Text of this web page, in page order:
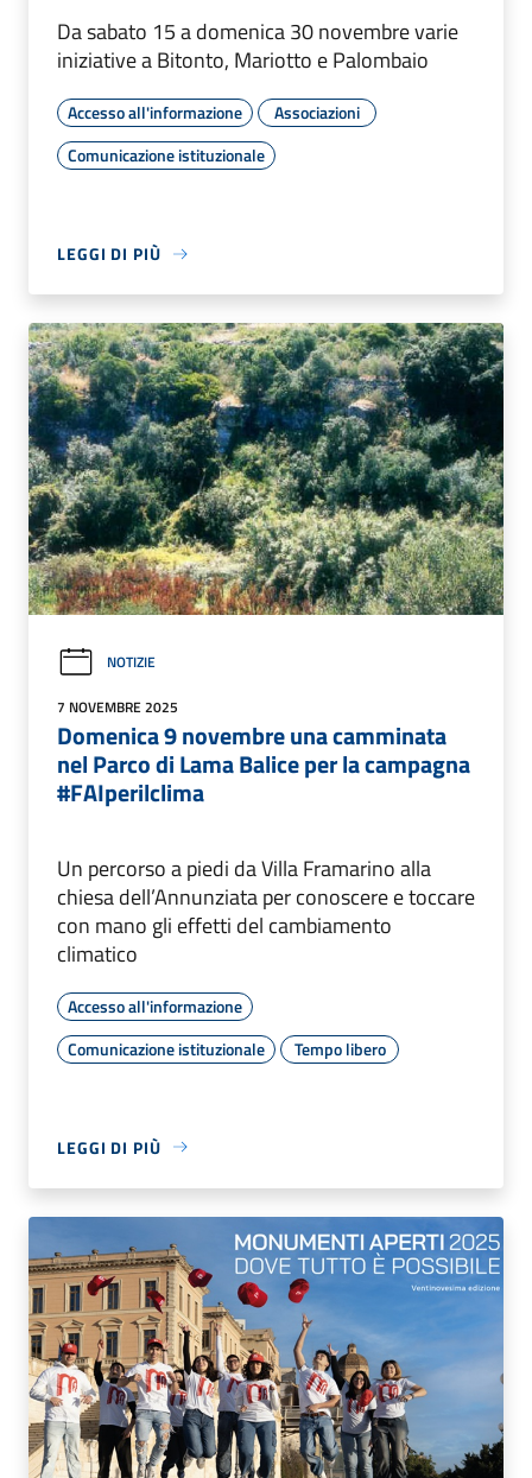
Da sabato 15 a domenica 30 novembre varie
iniziative a Bitonto, Mariotto e Palombaio
Accesso all'informazione
Associazioni
Comunicazione istituzionale
LEGGI DI PIÙ
NOTIZIE
7 NOVEMBRE 2025
Domenica 9 novembre una camminata
nel Parco di Lama Balice per la campagna
#FAIperilclima
Un percorso a piedi da Villa Framarino alla
chiesa dell’Annunziata per conoscere e toccare
con mano gli effetti del cambiamento
climatico
Accesso all'informazione
Comunicazione istituzionale
Tempo libero
LEGGI DI PIÙ